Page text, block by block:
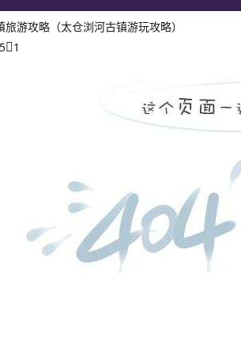
游攻略（太仓浏河古镇游玩攻略）
1